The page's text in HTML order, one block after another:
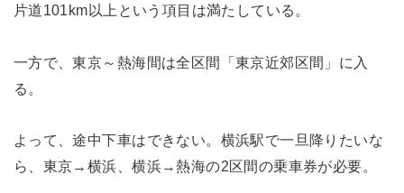
片道101km以上という項目は満たしている。
一方で、東京～熱海間は全区間「東京近郊区間」に入
る。
よって、途中下車はできない。横浜駅で一旦降りたいな
ら、東京→横浜、横浜→熱海の2区間の乗車券が必要。